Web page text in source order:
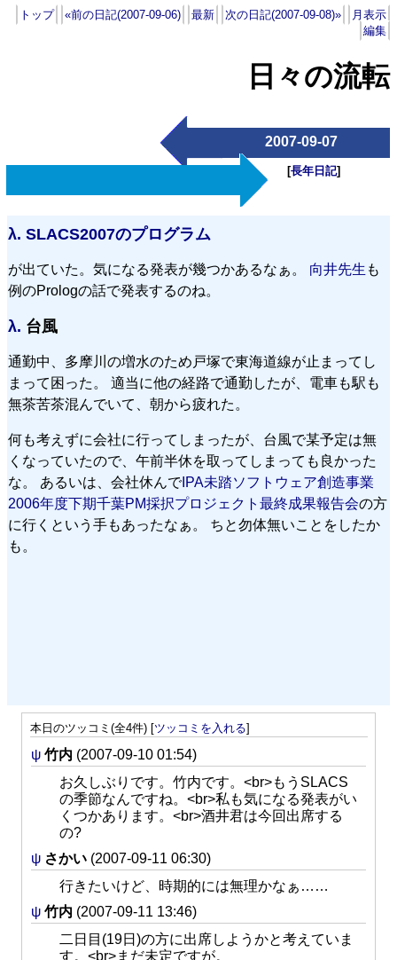
トップ «前の日記(2007-09-06) 最新 次の日記(2007-09-08)»
月表示
編集
日々の流転
2007-09-07
[長年日記]
λ. SLACS2007のプログラム
が出ていた。気になる発表が幾つかあるなぁ。 向井先生 も
例のPrologの話で発表するのね。
λ. 台風
通勤中、多摩川の増水のため戸塚で東海道線が止まってし
まって困った。 適当に他の経路で通勤したが、電車も駅も
無茶苦茶混んでいて、朝から疲れた。
何も考えずに会社に行ってしまったが、台風で某予定は無
くなっていたので、午前半休を取ってしまっても良かった
な。 あるいは、会社休んでIPA未踏ソフトウェア創造事業
2006年度下期千葉PM採択プロジェクト最終成果報告会の方
に行くという手もあったなぁ。 ちと勿体無いことをしたか
も。
本日のツッコミ(全4件) [ツッコミを入れる]
ψ 竹内 (2007-09-10 01:54)
お久しぶりです。竹内です。<br>もうSLACS
の季節なんですね。<br>私も気になる発表がい
くつかあります。<br>酒井君は今回出席する
の?
ψ さかい (2007-09-11 06:30)
行きたいけど、時期的には無理かなぁ……
ψ 竹内 (2007-09-11 13:46)
二日目(19日)の方に出席しようかと考えていま
す。<br>まだ未定ですが。